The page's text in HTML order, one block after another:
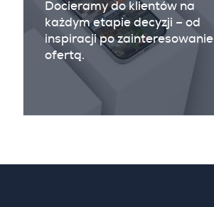
Docieramy do klientów na
każdym etapie decyzji – od
inspiracji po zainteresowanie
ofertą.